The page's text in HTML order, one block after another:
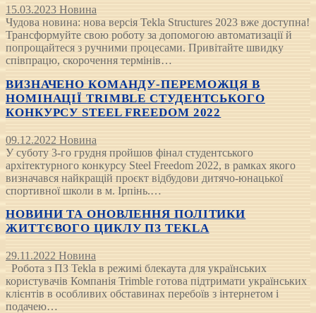
15.03.2023 Новина
Чудова новина: нова версія Tekla Structures 2023 вже доступна!
Трансформуйте свою роботу за допомогою автоматизації й
попрощайтеся з ручними процесами. Привітайте швидку
співпрацю, скорочення термінів…
ВИЗНАЧЕНО КОМАНДУ-ПЕРЕМОЖЦЯ В
НОМІНАЦІЇ TRIMBLE СТУДЕНТСЬКОГО
КОНКУРСУ STEEL FREEDOM 2022
09.12.2022 Новина
У суботу 3-го грудня пройшов фінал студентського
архітектурного конкурсу Steel Freedom 2022, в рамках якого
визначався найкращій проєкт відбудови дитячо-юнацької
спортивної школи в м. Ірпінь.…
НОВИНИ ТА ОНОВЛЕННЯ ПОЛІТИКИ
ЖИТТЄВОГО ЦИКЛУ ПЗ TEKLA
29.11.2022 Новина
Робота з ПЗ Tekla в режимі блекаута для українських
користувачів Компанія Trimble готова підтримати українських
клієнтів в особливих обставинах перебоїв з інтернетом і
подачею…